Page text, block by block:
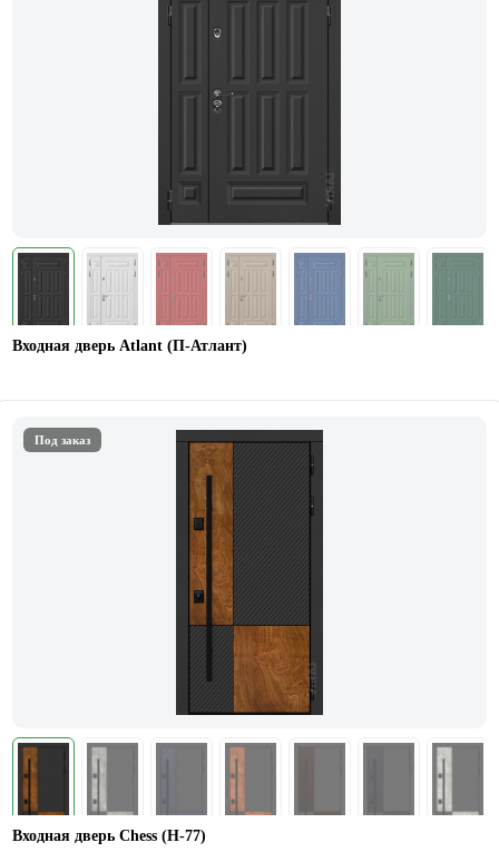
Входная дверь Atlant (П-Атлант)
Под заказ
Входная дверь Chess (Н-77)